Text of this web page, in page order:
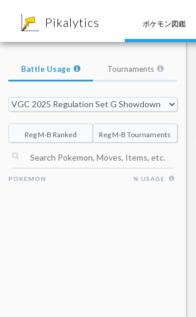
Pikalytics ポケモン図鑑
Battle Usage Tournaments
Reg M-B Ranked Reg M-B Tournaments
POKEMON % USAGE